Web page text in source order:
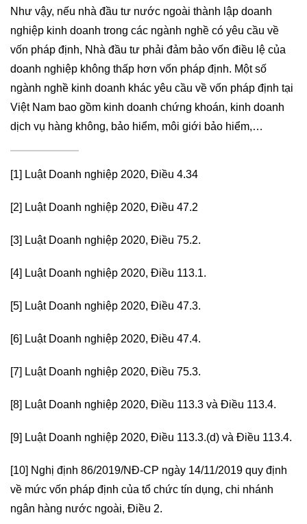
Như vậy, nếu nhà đầu tư nước ngoài thành lập doanh
nghiệp kinh doanh trong các ngành nghề có yêu cầu về
vốn pháp định, Nhà đầu tư phải đảm bảo vốn điều lệ của
doanh nghiệp không thấp hơn vốn pháp định. Một số
ngành nghề kinh doanh khác yêu cầu về vốn pháp định tại
Việt Nam bao gồm kinh doanh chứng khoán, kinh doanh
dịch vụ hàng không, bảo hiểm, môi giới bảo hiểm,…
[1] Luật Doanh nghiệp 2020, Điều 4.34
[2] Luật Doanh nghiệp 2020, Điều 47.2
[3] Luật Doanh nghiệp 2020, Điều 75.2.
[4] Luật Doanh nghiệp 2020, Điều 113.1.
[5] Luật Doanh nghiệp 2020, Điều 47.3.
[6] Luật Doanh nghiệp 2020, Điều 47.4.
[7] Luật Doanh nghiệp 2020, Điều 75.3.
[8] Luật Doanh nghiệp 2020, Điều 113.3 và Điều 113.4.
[9] Luật Doanh nghiệp 2020, Điều 113.3.(d) và Điều 113.4.
[10] Nghị định 86/2019/NĐ-CP ngày 14/11/2019 quy định
về mức vốn pháp định của tổ chức tín dụng, chi nhánh
ngân hàng nước ngoài, Điều 2.